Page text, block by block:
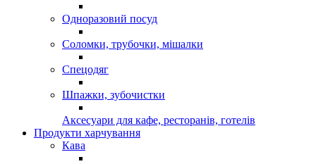
Одноразовий посуд
Соломки, трубочки, мішалки
Спецодяг
Шпажки, зубочистки
Аксесуари для кафе, ресторанів, готелів
Продукти харчування
Кава